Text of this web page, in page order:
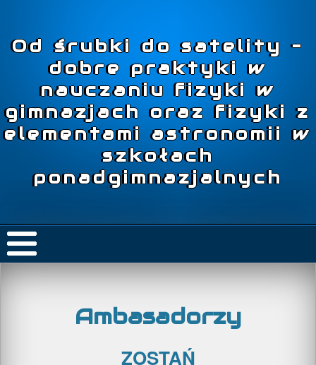
Od śrubki do satelity –
dobre praktyki w
nauczaniu fizyki w
gimnazjach oraz fizyki z
elementami astronomii w
szkołach
ponadgimnazjalnych
Ambasadorzy
ZOSTAŃ